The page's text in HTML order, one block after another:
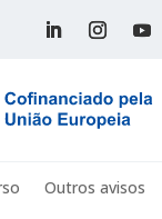
Outros avisos